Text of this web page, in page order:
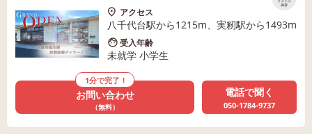
保存
アクセス
八千代台駅から1215m、実籾駅から1493m
受入年齢
未就学 小学生
1分で完了！
お問い合わせ
（無料）
電話で聞く
050-1784-9737